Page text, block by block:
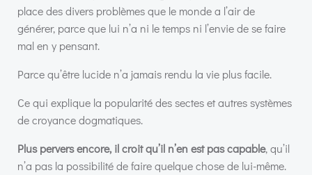
place des divers problèmes que le monde a l’air de
générer, parce que lui n’a ni le temps ni l’envie de se faire
mal en y pensant.
Parce qu’être lucide n’a jamais rendu la vie plus facile.
Ce qui explique la popularité des sectes et autres systèmes
de croyance dogmatiques.
Plus pervers encore, il croit qu’il n’en est pas capable, qu’il
n’a pas la possibilité de faire quelque chose de lui-même.